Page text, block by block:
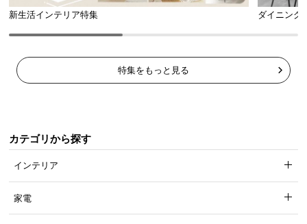
新生活インテリア特集 ダイニング
特集をもっと見る
カテゴリから探す
インテリア
家電